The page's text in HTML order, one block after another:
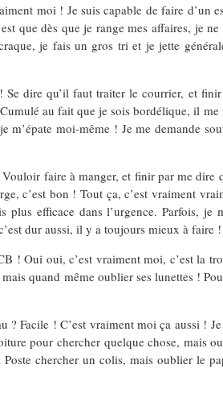
moi ! Je suis capable de faire d’un
que dès que je range mes affaires, je
je fais un gros tri et je jette
dire qu’il faut traiter le courrier, et finir
au fait que je sois bordélique, il
moi-même ! Je me demande
faire à manger, et finir par me dire
c’est bon ! Tout ça, c’est vraiment
efficace dans l’urgence. Parfois, je
dur aussi, il y a toujours mieux à faire !
! Oui oui, c’est vraiment moi, c’est la
quand même oublier ses lunettes !
Facile ! C’est vraiment moi ça aussi !
pour chercher quelque chose, mais
chercher un colis, mais oublier le